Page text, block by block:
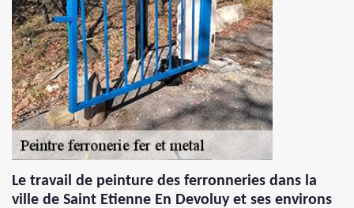
Le travail de peinture des ferronneries dans la
ville de Saint Etienne En Devoluy et ses environs